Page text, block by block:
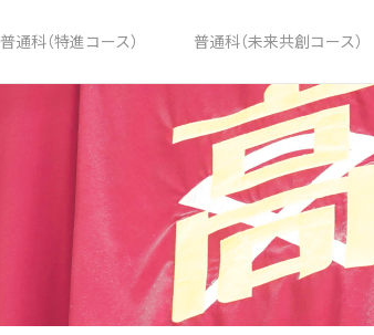
普通科（特進コース） 普通科（未来共創コース）